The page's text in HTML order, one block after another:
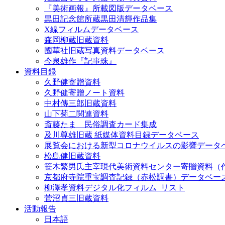
『美術画報』所載図版データベース
黒田記念館所蔵黒田清輝作品集
X線フィルムデータベース
森岡柳蔵旧蔵資料
國華社旧蔵写真資料データベース
今泉雄作『記事珠』
資料目録
久野健寄贈資料
久野健寄贈ノート資料
中村傳三郎旧蔵資料
山下菊二関連資料
斎藤たま 民俗調査カード集成
及川尊雄旧蔵 紙媒体資料目録データベース
展覧会における新型コロナウイルスの影響データ
松島健旧蔵資料
笹木繁男氏主宰現代美術資料センター寄贈資料（
京都府寺院重宝調査記録（赤松調書）データベー
柳澤孝資料デジタル化フィルム_リスト
菅沼貞三旧蔵資料
活動報告
日本語